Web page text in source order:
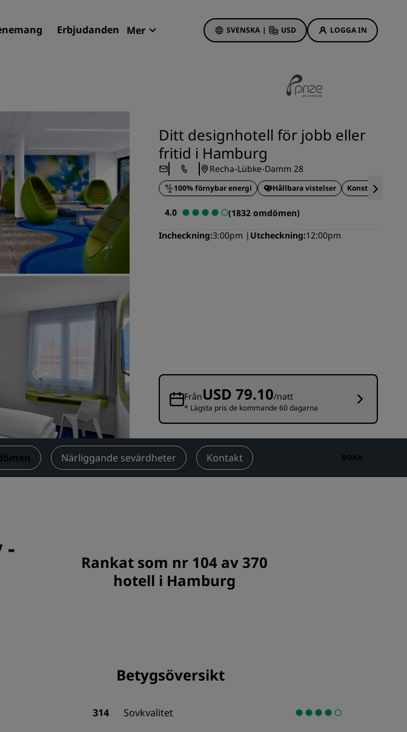
Erbjudanden Mer SVENSKA | USD LOGGA IN
Servicelägenheter
Flygplatshotell
Nya och kommande hotell
Möten och evenemang
Upptäck Radisson Meetings
Boka en möteslokal
Evenemangsdestinationer
Branschlösningar
Sök flyg
Måltider
Sök efter en restaurang
Digitala tjänster
Hotellerbjudanden
Första gången gillt
Deals of the Day
Förhandsboka
Se våra paket
Besök vår blogg
Radisson Rewards
Upptäck Radisson Rewards
Förmåner
Så här använder du poäng
Ditt designhotell för jobb eller
fritid i Hamburg
Recha-Lübke-Damm 28
100% förnybar energi Hållbara vistelser Konst och
4.0
(1832 omdömen)
Incheckning 3:00pm Utcheckning 12:00pm
FrånUSD 79.10/natt
* Lägsta pris de kommande 60 dagarna
Närliggande sevärdheter Kontakt BOKA
-
Rankat som nr 104 av 370
hotell i Hamburg
314
Betygsöversikt
Sovkvalitet